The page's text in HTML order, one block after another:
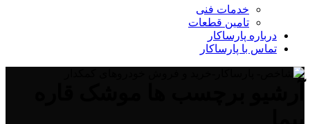
خدمات فنی
تامین قطعات
درباره پارساکار
تماس با پارساکار